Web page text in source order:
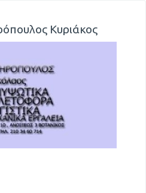
Κυριάκος